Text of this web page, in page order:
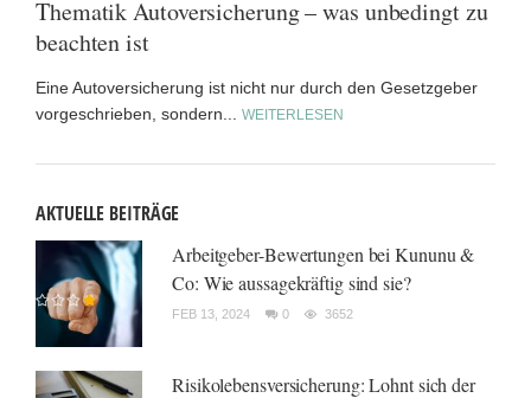
Thematik Autoversicherung – was unbedingt zu
beachten ist
Eine Autoversicherung ist nicht nur durch den Gesetzgeber
vorgeschrieben, sondern... WEITERLESEN
AKTUELLE BEITRÄGE
Arbeitgeber-Bewertungen bei Kununu &
Co: Wie aussagekräftig sind sie?
FEB 13, 2024 0 3652
Risikolebensversicherung: Lohnt sich der